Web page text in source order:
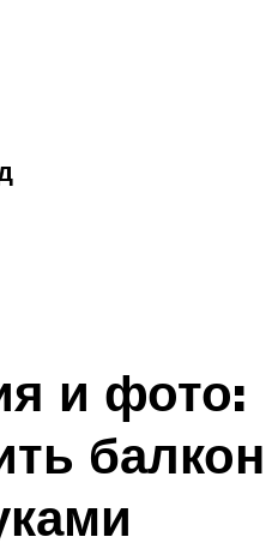
и фото:
балкон